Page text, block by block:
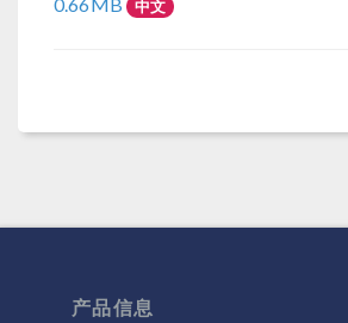
中文
产品信息